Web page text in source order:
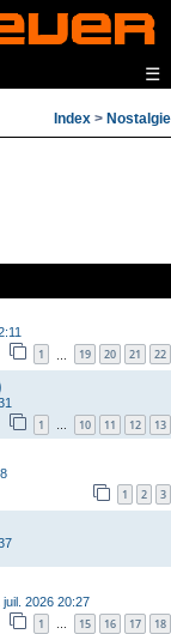
☰
Index > Nostalgie
1 19 20 21 22
1 … 10 11 12 13
1 2 3
juil. 2026 20:27
1 … 15 16 17 18